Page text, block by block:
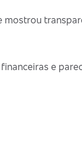
mostrou
e